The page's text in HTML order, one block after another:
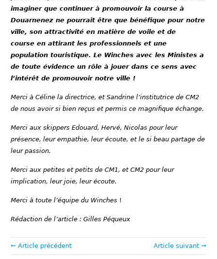
imaginer que continuer à promouvoir la course à
Douarnenez ne pourrait être que bénéfique pour notre
ville, son attractivité en matière de voile et de
course en attirant les professionnels et une
population touristique. Le Winches avec les Ministes a
de toute évidence un rôle à jouer dans ce sens avec
l’intérêt de promouvoir notre ville !
Merci à Céline la directrice, et Sandrine l’institutrice de CM2
de nous avoir si bien reçus et permis ce magnifique échange.
Merci aux skippers Edouard, Hervé, Nicolas pour leur
présence, leur empathie, leur écoute, et le si beau partage de
leur passion.
Merci aux petites et petits de CM1, et CM2 pour leur
implication, leur joie, leur écoute.
Merci à toute l’équipe du Winches !
Rédaction de l’article : Gilles Péqueux
← Article précédent Article suivant →